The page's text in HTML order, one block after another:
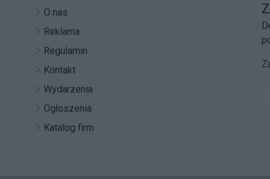
O nas
Reklama
Regulamin
Kontakt
Wydarzenia
Ogłoszenia
Katalog firm